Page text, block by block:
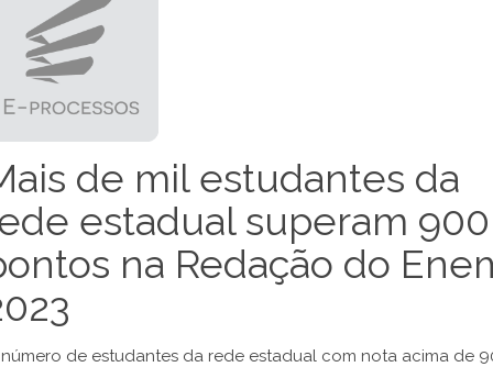
de mil estudantes da
estadual superam 900
na Redação do
de estudantes da rede estadual com nota acima de